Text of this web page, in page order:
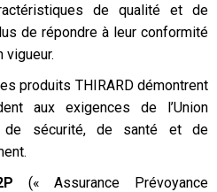
de qualité et de
de répondre à leur conformité
vigueur.
produits THIRARD démontrent
aux exigences de l’Union
de sécurité, de santé et de
(« Assurance Prévoyance